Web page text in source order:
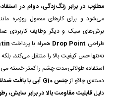
مطلوب در برابر زنگ‌زدگی، دوام در
می‌شود و برای کارهای معمول روزمره
برش‌های سبک و دیگر وظایف کاربردی
طراحی Drop Point همراه با پرداخت
نه‌تنها حس کیفیت بالا را منتقل می‌کند،
استفاده طولانی‌مدت چشم را کمتر خسته
دسته‌ی چاقو ازجنس G10 آبی با بافت ضدلغزش
دلیلقابلیت مقاومت بالا در برابر سایش،